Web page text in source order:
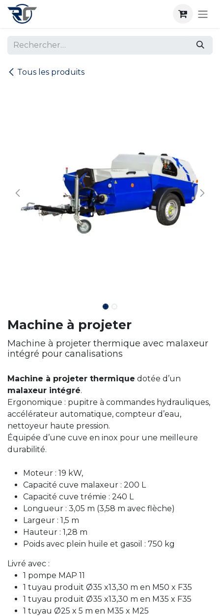
Se rendre au contenu
Tous les produits
Machine à projeter
Machine à projeter thermique avec malaxeur
intégré pour canalisations
Machine à projeter thermique dotée d’un
malaxeur intégré.
Ergonomique : pupitre à commandes hydrauliques,
accélérateur automatique, compteur d’eau,
nettoyeur haute pression.
Équipée d’une cuve en inox pour une meilleure
durabilité.
Moteur : 19 kW,
Capacité cuve malaxeur : 200 L
Capacité cuve trémie : 240 L
Longueur : 3,05 m (3,58 m avec flèche)
Largeur : 1,5 m
Hauteur : 1,28 m
Poids avec plein huile et gasoil : 750 kg
Livré avec :
1 pompe MAP 11
1 tuyau produit Ø35 x13,30 m en M50 x F35
1 tuyau produit Ø35 x13,30 m en M35 x F35
1 tuyau Ø25 x 5 m en M35 x M25